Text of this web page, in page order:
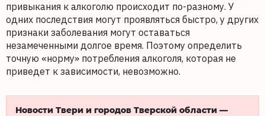
привыкания к алкоголю происходит по-разному. У
одних последствия могут проявляться быстро, у других
признаки заболевания могут оставаться
незамеченными долгое время. Поэтому определить
точную «норму» потребления алкоголя, которая не
приведет к зависимости, невозможно.
Новости Твери и городов Тверской области —